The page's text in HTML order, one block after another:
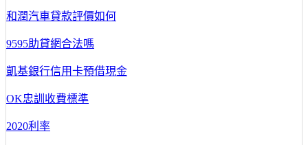
和潤汽車貸款評價如何
9595助貸網合法嗎
凱基銀行信用卡預借現金
OK忠訓收費標準
2020利率